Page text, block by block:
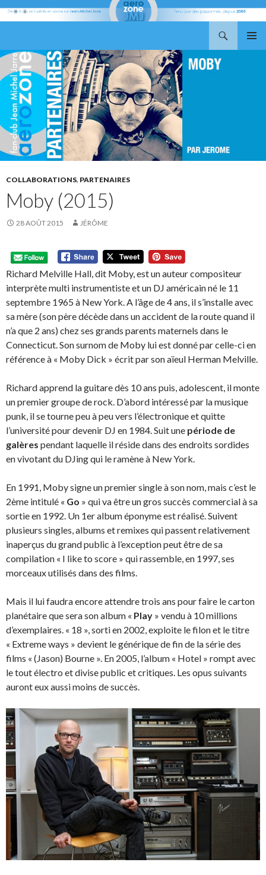
AU
CONTENU
COLLABORATIONS, PARTENAIRES
Moby (2015)
28 AOÛT 2015 JÉRÔME
Richard Melville Hall, dit Moby, est un auteur compositeur
interprète multi instrumentiste et un DJ américain né le 11
septembre 1965 à New York. A l’âge de 4 ans, il s’installe avec
sa mère (son père décède dans un accident de la route quand il
n’a que 2 ans) chez ses grands parents maternels dans le
Connecticut. Son surnom de Moby lui est donné par celle-ci en
référence à « Moby Dick » écrit par son aïeul Herman Melville.
Richard apprend la guitare dès 10 ans puis, adolescent, il monte
un premier groupe de rock. D’abord intéressé par la musique
punk, il se tourne peu à peu vers l’électronique et quitte
l’université pour devenir DJ en 1984. Suit une période de
galères pendant laquelle il réside dans des endroits sordides
en vivotant du DJing qui le ramène à New York.
En 1991, Moby signe un premier single à son nom, mais c’est le
2ème intitulé « Go » qui va être un gros succès commercial à sa
sortie en 1992. Un 1er album éponyme est réalisé. Suivent
plusieurs singles, albums et remixes qui passent relativement
inaperçus du grand public à l’exception peut être de sa
compilation « I like to score » qui rassemble, en 1997, ses
morceaux utilisés dans des films.
Mais il lui faudra encore attendre trois ans pour faire le carton
planétaire que sera son album « Play » vendu à 10 millions
d’exemplaires. « 18 », sorti en 2002, exploite le filon et le titre
« Extreme ways » devient le générique de fin de la série des
films « (Jason) Bourne ». En 2005, l’album « Hotel » rompt avec
le tout électro et divise public et critiques. Les opus suivants
auront eux aussi moins de succès.